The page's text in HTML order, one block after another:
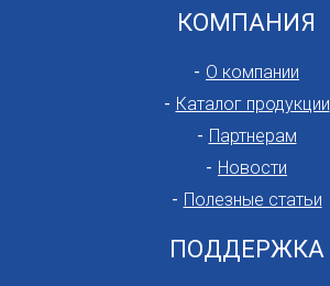
КОМПАНИЯ
О компании
Каталог продукции
Партнерам
Новости
Полезные статьи
ПОДДЕРЖКА